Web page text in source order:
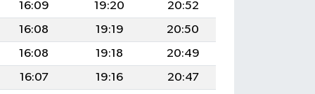
16:09 19:20
20:52
16:08
19:19
20:50
16:08
19:18
20:49
16:07
19:16
20:47